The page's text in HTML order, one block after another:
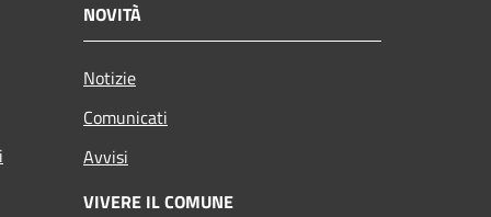
NOVITÀ
Notizie
Comunicati
Avvisi
VIVERE IL COMUNE